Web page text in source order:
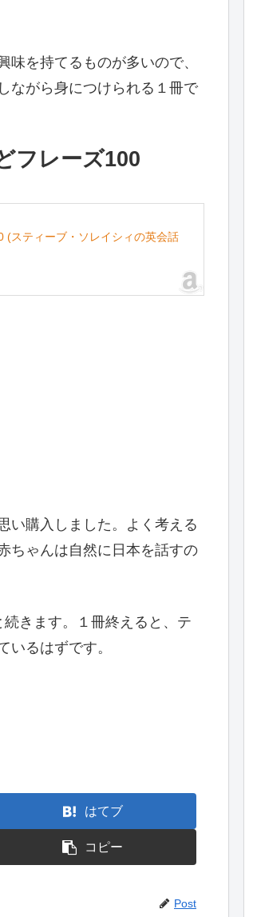
を持てるものが多いので、
ながら身につけられる１冊で
フレーズ100
(スティーブ・ソレイシィの英会話
い購入しました。よく考える
ちゃんは自然に日本を話すの
きます。１冊終えると、テ
いるはずです。
はてブ
コピー
Post